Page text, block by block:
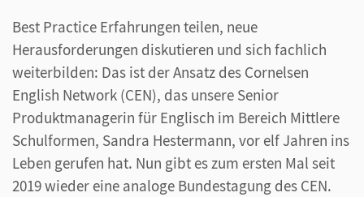
Best Practice Erfahrungen teilen, neue
Herausforderungen diskutieren und sich fachlich
weiterbilden: Das ist der Ansatz des Cornelsen
English Network (CEN), das unsere Senior
Produktmanagerin für Englisch im Bereich Mittlere
Schulformen, Sandra Hestermann, vor elf Jahren ins
Leben gerufen hat. Nun gibt es zum ersten Mal seit
2019 wieder eine analoge Bundestagung des CEN.